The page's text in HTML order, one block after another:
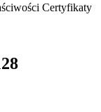
Certyfikaty